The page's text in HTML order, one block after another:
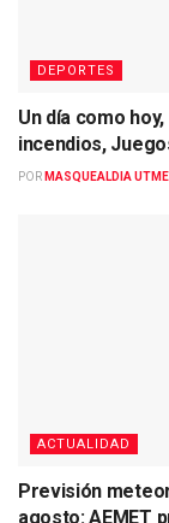
DEPORTES
Un día como
incendios,
POR MASQUEALDIA
ACTUALIDAD
Previsión
agosto: AEMET